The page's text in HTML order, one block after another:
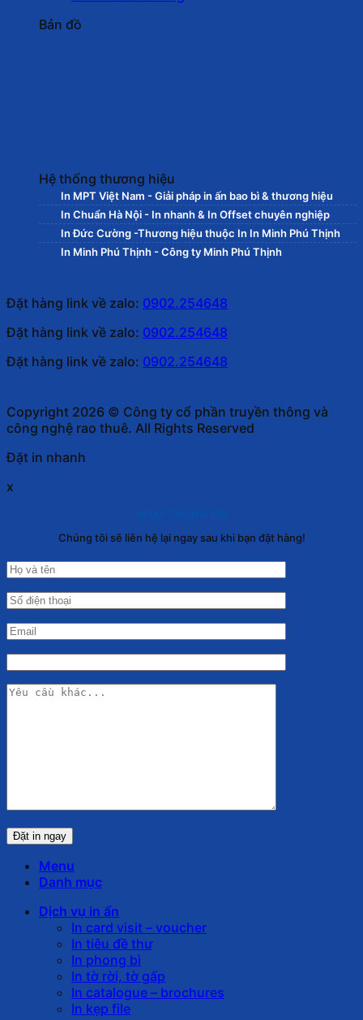
Bản đồ
Hệ thống thương hiệu
In MPT Việt Nam - Giải pháp in ấn bao bì & thương hiệu
In Chuẩn Hà Nội - In nhanh & In Offset chuyên nghiệp
In Đức Cường -Thương hiệu thuộc In In Minh Phú Thịnh
In Minh Phú Thịnh - Công ty Minh Phú Thịnh
Đặt hàng link về zalo: 0902.254648
Đặt hàng link về zalo: 0902.254648
Đặt hàng link về zalo: 0902.254648
Copyright 2026 © Công ty cổ phần truyền thông và
công nghệ rao thuê. All Rights Reserved
Đặt in nhanh
x
Chúng tôi sẽ liên hệ lại ngay sau khi bạn đặt hàng!
Menu
Danh mục
Dịch vụ in ấn
In card visit – voucher
In tiêu đề thư
In phong bì
In tờ rời, tờ gấp
In catalogue – brochures
In kẹp file